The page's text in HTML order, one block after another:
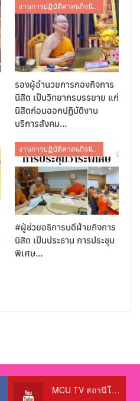
งานการปฏิบัติศาสนกิจนิสิต
รองผู้อำนวยการกองกิจการ
นิสิต เป็นวิทยากรบรรยาย แก่
นิสิตก่อนออกปฏิบัติงาน
บริการสังคม…
งานการปฏิบัติศาสนกิจนิสิต
#ผู้ช่วยอธิการบดีฝ่ายกิจการ
นิสิต เป็นประธาน การประชุม
พิเศษ…
MCU TV สถานีโทรทัศน์เพื่อการศึกษา @OfficialTBCChannel